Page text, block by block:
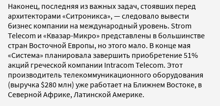
Наконец, последняя из важных задач, стоявших перед
архитекторами «Ситроникса», — следовало вывести
бизнес компании на международный уровень. Strom
Telecom и «Квазар-Микро» представлены в большинстве
стран Восточной Европы, но этого мало. В конце мая
«Система» планировала завершить приобретение 51%
акций греческой компании Intracom Telecom. Этот
производитель телекоммуникационного оборудования
(выручка $280 млн) уже работает на Ближнем Востоке, в
Северной Африке, Латинской Америке.